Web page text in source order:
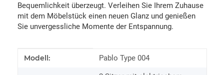
Bequemlichkeit überzeugt. Verleihen Sie Ihrem Zuhause
mit dem Möbelstück einen neuen Glanz und genießen
Sie unvergessliche Momente der Entspannung.
Produkteigenschaft
Wert
Modell: Pablo Type 004